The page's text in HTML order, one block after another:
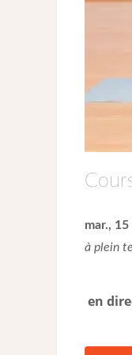
mar.,
à plein
en